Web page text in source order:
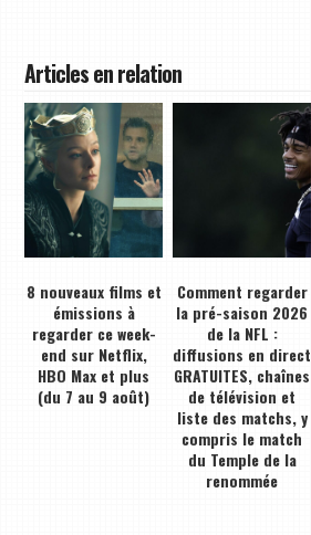
Articles en relation
8 nouveaux films et
émissions à
regarder ce week-
end sur Netflix,
HBO Max et plus
(du 7 au 9 août)
Comment regarder
la pré-saison 2026
de la NFL :
diffusions en direct
GRATUITES, chaînes
de télévision et
liste des matchs, y
compris le match
du Temple de la
renommée